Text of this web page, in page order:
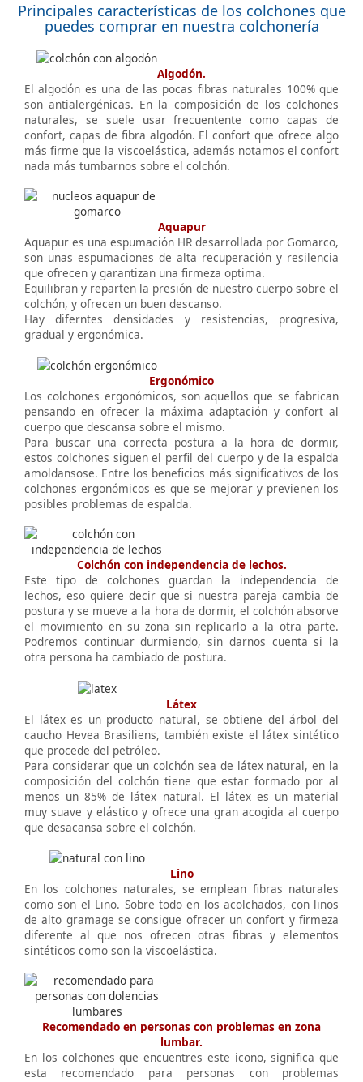
Principales características de los colchones que
puedes comprar en nuestra colchonería
Algodón.
El algodón es una de las pocas fibras naturales 100% que
son antialergénicas. En la composición de los colchones
naturales, se suele usar frecuentente como capas de
confort, capas de fibra algodón. El confort que ofrece algo
más firme que la viscoelástica, además notamos el confort
nada más tumbarnos sobre el colchón.
Aquapur
Aquapur es una espumación HR desarrollada por Gomarco,
son unas espumaciones de alta recuperación y resilencia
que ofrecen y garantizan una firmeza optima.
Equilibran y reparten la presión de nuestro cuerpo sobre el
colchón, y ofrecen un buen descanso.
Hay diferntes densidades y resistencias, progresiva,
gradual y ergonómica.
Ergonómico
Los colchones ergonómicos, son aquellos que se fabrican
pensando en ofrecer la máxima adaptación y confort al
cuerpo que descansa sobre el mismo.
Para buscar una correcta postura a la hora de dormir,
estos colchones siguen el perfil del cuerpo y de la espalda
amoldansose. Entre los beneficios más significativos de los
colchones ergonómicos es que se mejorar y previenen los
posibles problemas de espalda.
Colchón con independencia de lechos.
Este tipo de colchones guardan la independencia de
lechos, eso quiere decir que si nuestra pareja cambia de
postura y se mueve a la hora de dormir, el colchón absorve
el movimiento en su zona sin replicarlo a la otra parte.
Podremos continuar durmiendo, sin darnos cuenta si la
otra persona ha cambiado de postura.
Látex
El látex es un producto natural, se obtiene del árbol del
caucho Hevea Brasiliens, también existe el látex sintético
que procede del petróleo.
Para considerar que un colchón sea de látex natural, en la
composición del colchón tiene que estar formado por al
menos un 85% de látex natural. El látex es un material
muy suave y elástico y ofrece una gran acogida al cuerpo
que desacansa sobre el colchón.
Lino
En los colchones naturales, se emplean fibras naturales
como son el Lino. Sobre todo en los acolchados, con linos
de alto gramage se consigue ofrecer un confort y firmeza
diferente al que nos ofrecen otras fibras y elementos
sintéticos como son la viscoelástica.
Recomendado en personas con problemas en zona
lumbar.
En los colchones que encuentres este icono, significa que
esta recomendado para personas con problemas